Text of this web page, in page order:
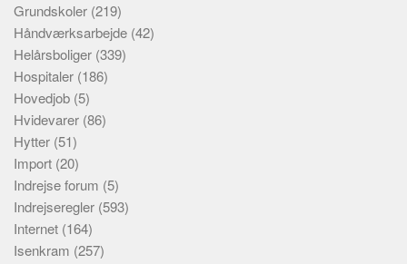
Grundskoler (219)
Håndværksarbejde (42)
Helårsboliger (339)
Hospitaler (186)
Hovedjob (5)
Hvidevarer (86)
Hytter (51)
Import (20)
Indrejse forum (5)
Indrejseregler (593)
Internet (164)
Isenkram (257)